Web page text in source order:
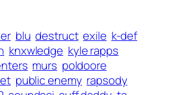
blu destruct exile k-def
knxwledge kyle rapps
murs poldoore
public enemy rapsody